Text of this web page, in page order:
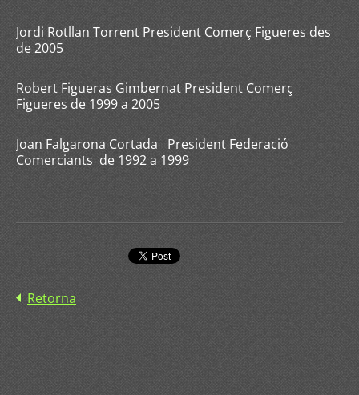
Jordi Rotllan Torrent President Comerç Figueres des
de 2005
Robert Figueras Gimbernat President Comerç
Figueres de 1999 a 2005
Joan Falgarona Cortada President Federació
Comerciants de 1992 a 1999
Retorna